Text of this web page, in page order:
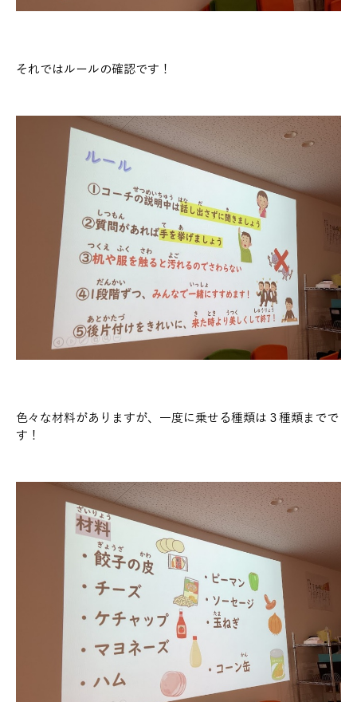
それではルールの確認です！
色々な材料がありますが、一度に乗せる種類は３種類までで
す！